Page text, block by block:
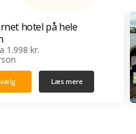
hotel på hele
1.998 kr.
Læs mere